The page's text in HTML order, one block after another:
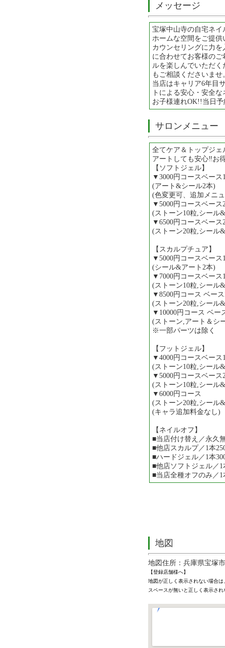
メッセージ
宝塚中山寺の自宅ネ
ホームな空間をご提供
カウンセリングに力
に合わせてお客様の
ルを楽しんでいただ
もご相談くださいませ
当店はキャリア6年目
トによる安心・安全
お子様連れOK!!当日
サロンメニュー
全てケア＆トップジ
アートしても安心‼お
【ソフトジェル】
▼3000円コースベース
(アート&シール2本)
(色変更可、追加メニ
▼5000円コースベース
(ストーン10粒,シール
▼6500円コースベース
(ストーン20粒,シール
【スカルプチュア】
▼5000円コースベース
(シール&アート2本)
▼7000円コースベース
(ストーン10粒,シール
▼8500円コース ベー
(ストーン20粒,シール
▼10000円コース ベー
(ストーン,アート＆シ
※一部パーツは除く
【フットジェル】
▼4000円コースベース
(ストーン10粒,シール
▼5000円コースベース
(ストーン10粒,シール
▼6000円コース
(ストーン20粒,シール
(キャラ追加料金なし)
【ネイルオフ】
■当店付け替え／永久
■他店スカルプ／1本
■ハードジェル／1本
■他店ソフトジェル／1
■当店全種オフのみ／1
地図
地図住所：兵庫県宝塚
【登録店舗様へ】
地図が正しく表示されない場合
スペースが無いと正しく表示さ